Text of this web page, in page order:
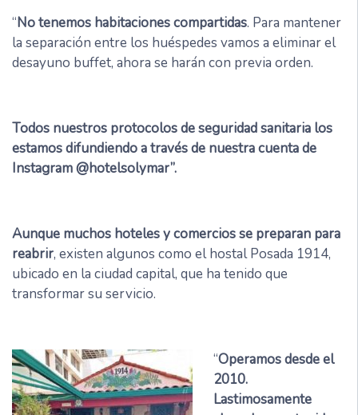
“No tenemos habitaciones compartidas. Para mantener
la separación entre los huéspedes vamos a eliminar el
desayuno buffet, ahora se harán con previa orden.
Todos nuestros protocolos de seguridad sanitaria los
estamos difundiendo a través de nuestra cuenta de
Instagram @hotelsolymar”.
Aunque muchos hoteles y comercios se preparan para
reabrir, existen algunos como el hostal Posada 1914,
ubicado en la ciudad capital, que ha tenido que
transformar su servicio.
“Operamos desde el
2010.
Lastimosamente